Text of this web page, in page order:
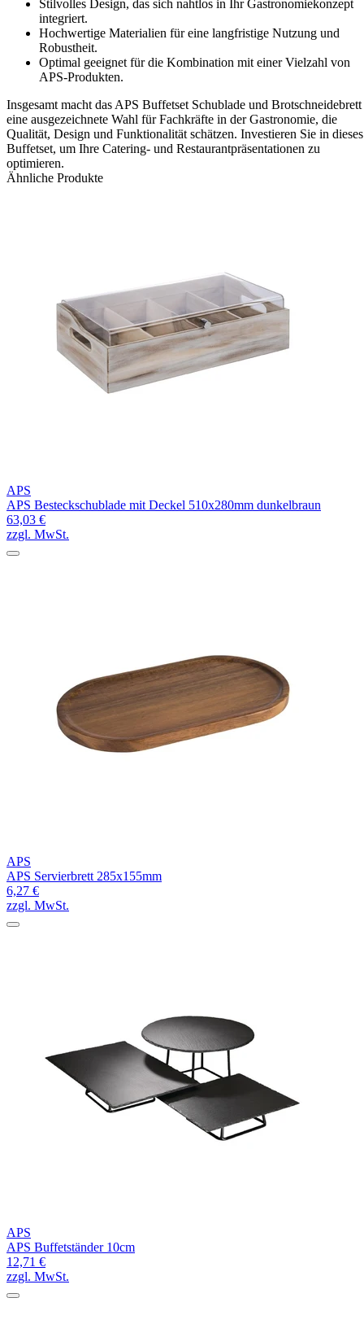
Stilvolles Design, das sich nahtlos in Ihr Gastronomiekonzept
integriert.
Hochwertige Materialien für eine langfristige Nutzung und
Robustheit.
Optimal geeignet für die Kombination mit einer Vielzahl von
APS-Produkten.
Insgesamt macht das APS Buffetset Schublade und Brotschneidebrett
eine ausgezeichnete Wahl für Fachkräfte in der Gastronomie, die
Qualität, Design und Funktionalität schätzen. Investieren Sie in dieses
Buffetset, um Ihre Catering- und Restaurantpräsentationen zu
optimieren.
Ähnliche Produkte
APS
APS Besteckschublade mit Deckel 510x280mm dunkelbraun
63,03 €
zzgl. MwSt.
APS
APS Servierbrett 285x155mm
6,27 €
zzgl. MwSt.
APS
APS Buffetständer 10cm
12,71 €
zzgl. MwSt.